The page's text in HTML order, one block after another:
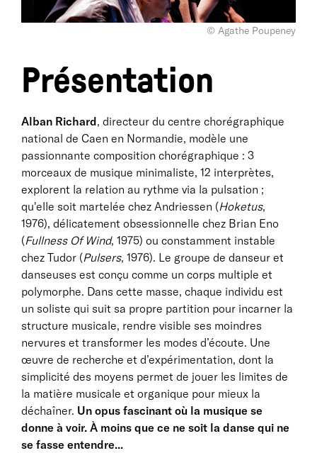
© Agathe Poupeney
Présentation
Alban Richard, directeur du centre chorégraphique
national de Caen en Normandie, modèle une
passionnante composition chorégraphique : 3
morceaux de musique minimaliste, 12 interprètes,
explorent la relation au rythme via la pulsation ;
qu'elle soit martelée chez Andriessen (Hoketus,
1976), délicatement obsessionnelle chez Brian Eno
(Fullness Of Wind, 1975) ou constamment instable
chez Tudor (Pulsers, 1976). Le groupe de danseur et
danseuses est conçu comme un corps multiple et
polymorphe. Dans cette masse, chaque individu est
un soliste qui suit sa propre partition pour incarner la
structure musicale, rendre visible ses moindres
nervures et transformer les modes d’écoute. Une
œuvre de recherche et d’expérimentation, dont la
simplicité des moyens permet de jouer les limites de
la matière musicale et organique pour mieux la
déchaîner. Un opus fascinant où la musique se
donne à voir. À moins que ce ne soit la danse qui ne
se fasse entendre...